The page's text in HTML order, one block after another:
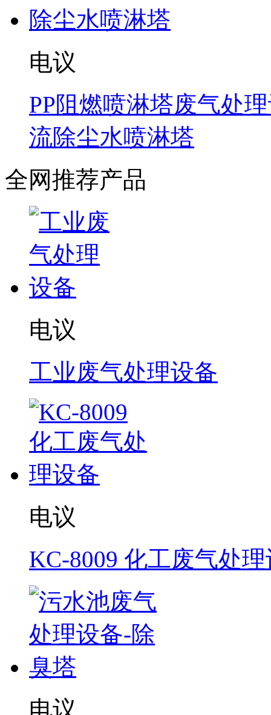
电议
PP阻燃喷淋塔废气处
流除尘水喷淋塔
全网推荐产品
电议
工业废气处理设备
电议
KC-8009 化工废气处
电议